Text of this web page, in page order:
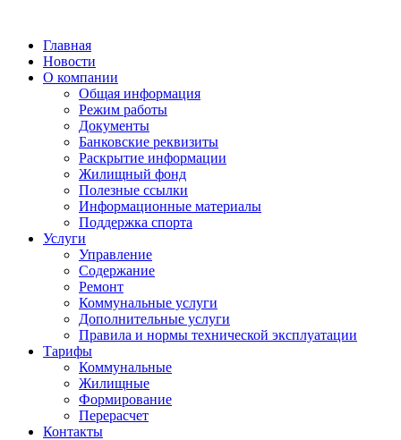
Главная
Новости
О компании
Общая информация
Режим работы
Документы
Банковские реквизиты
Раскрытие информации
Жилищный фонд
Полезные ссылки
Информационные материалы
Поддержка спорта
Услуги
Управление
Содержание
Ремонт
Коммунальные услуги
Дополнительные услуги
Правила и нормы технической эксплуатации
Тарифы
Коммунальные
Жилищные
Формирование
Перерасчет
Контакты